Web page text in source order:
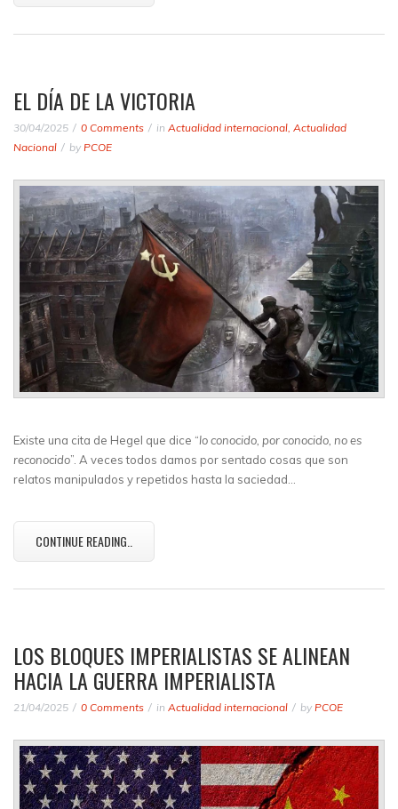
EL DÍA DE LA VICTORIA
30/04/2025 0 Comments in Actualidad internacional Actualidad
Nacional
by PCOE
Existe una cita de Hegel que dice “lo conocido, por conocido, no es
reconocido”. A veces todos damos por sentado cosas que son
relatos manipulados y repetidos hasta la saciedad…
CONTINUE READING..
LOS BLOQUES IMPERIALISTAS SE ALINEAN
HACIA LA GUERRA IMPERIALISTA
21/04/2025 0 Comments in Actualidad internacional by PCOE